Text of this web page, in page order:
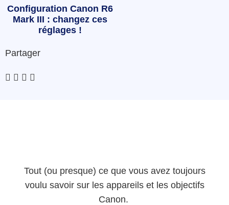
Configuration Canon R6
Mark III : changez ces
réglages !
Partager
Tout (ou presque) ce que vous avez toujours
voulu savoir sur les appareils et les objectifs
Canon.